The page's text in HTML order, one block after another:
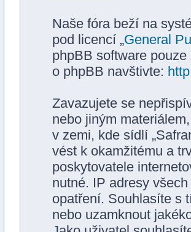
Naše fóra beží na
pod licencí „General
phpBB software
o phpBB navštivte:
Zavazujete se
nebo jiným
v zemi, kde sídlí
vést k okamžitému a
poskytovatele
nutné. IP adresy
opatření. Souhlasíte s
nebo uzamknout